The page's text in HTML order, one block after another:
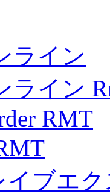
ライン
ライン
RMT
イブエ